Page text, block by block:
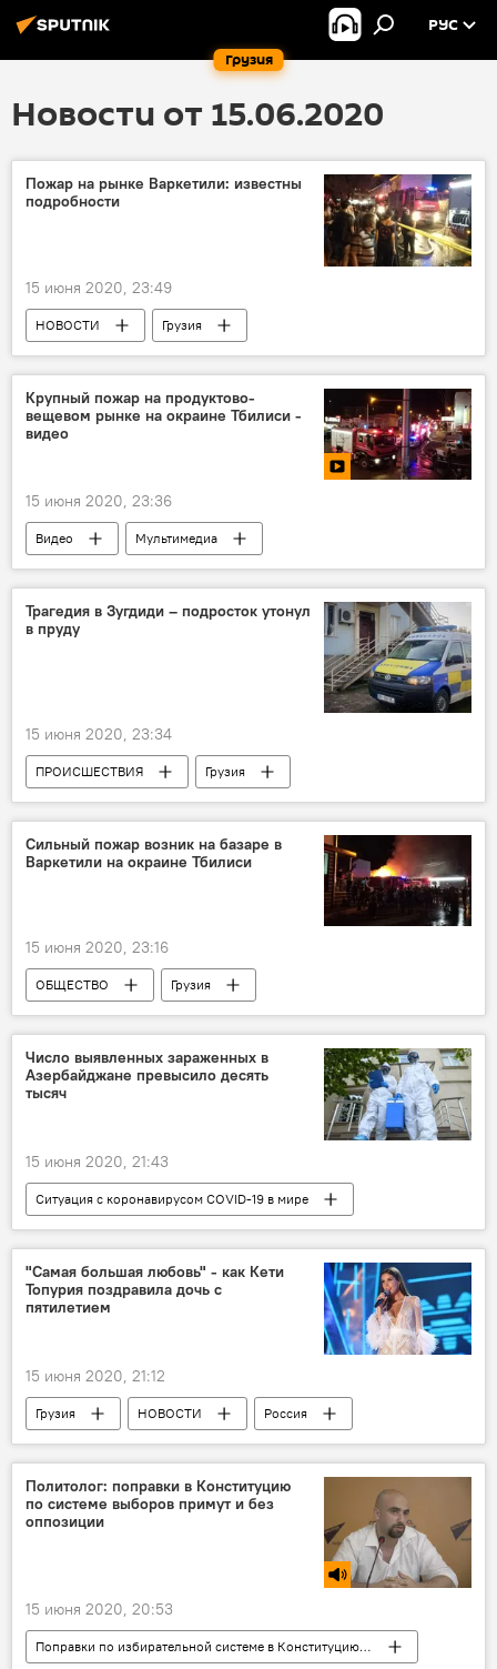
Грузия
РУС
Новости от 15.06.2020
Пожар на рынке Варкетили: известны
подробности
15 июня 2020, 23:49
НОВОСТИ
Грузия
ПРОИСШЕСТВИЯ
Тбилиси
Крупный пожар на продуктово-
вещевом рынке на окраине Тбилиси -
видео
15 июня 2020, 23:36
Видео
Мультимедиа
ПРОИСШЕСТВИЯ
Грузия
Тбилиси
Пожар
Трагедия в Зугдиди – подросток утонул
в пруду
15 июня 2020, 23:34
ПРОИСШЕСТВИЯ
Грузия
НОВОСТИ
Сильный пожар возник на базаре в
Варкетили на окраине Тбилиси
15 июня 2020, 23:16
ОБЩЕСТВО
Грузия
ПРОИСШЕСТВИЯ
НОВОСТИ
Число выявленных зараженных в
Азербайджане превысило десять
тысяч
15 июня 2020, 21:43
Ситуация с коронавирусом COVID-19 в мире
Кавказ
НОВОСТИ
"Самая большая любовь" - как Кети
Топурия поздравила дочь с
пятилетием
15 июня 2020, 21:12
Грузия НОВОСТИ
Россия
КУЛЬТУРА
ОБЩЕСТВО
Светская хроника
Политолог: поправки в Конституцию
по системе выборов примут и без
оппозиции
15 июня 2020, 20:53
Поправки по избирательной системе в Конституцию Грузии